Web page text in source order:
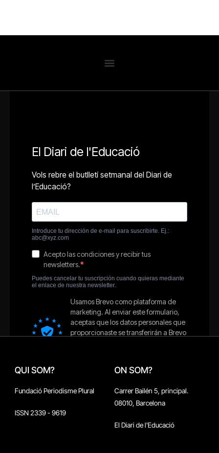
QUI SOM?
Fundació Periodisme Plural
ISSN 2339 - 9619
ON SOM?
Carrer Bailén 5, principal.
08010, Barcelona
El Diari de l'Educació